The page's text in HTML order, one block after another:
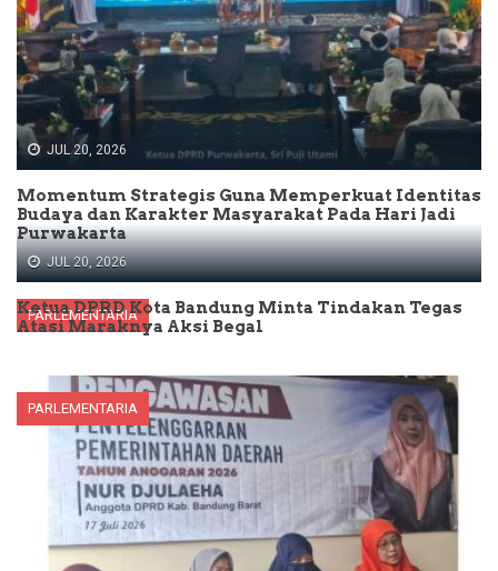
JUL 20, 2026
Momentum Strategis Guna Memperkuat Identitas
Budaya dan Karakter Masyarakat Pada Hari Jadi
Purwakarta
PARLEMENTARIA
JUL 20, 2026
Ketua DPRD Kota Bandung Minta Tindakan Tegas
Atasi Maraknya Aksi Begal
PARLEMENTARIA